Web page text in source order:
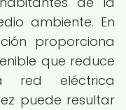
ambiente. En
proporciona
que reduce
red eléctrica
puede resultar